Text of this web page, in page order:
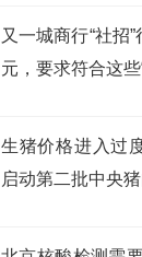
又一城商行“社招
元，要求符合这些
生猪价格进入过
启动第二批中央